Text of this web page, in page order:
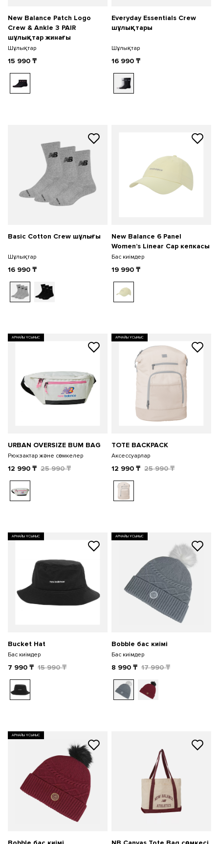
New Balance Patch Logo
Crew & Ankle 3 PAIR
шұлықтар жинағы
Шұлықтар
15 990 ₸
Everyday Essentials Crew
шұлықтары
Шұлықтар
16 990 ₸
Basic Cotton Crew шұлығы
Шұлықтар
16 990 ₸
New Balance 6 Panel
Women’s Linear Cap кепкасы
Бас киімдер
19 990 ₸
АРНАЙЫ ҰСЫНЫС
URBAN OVERSIZE BUM BAG
Рюкзактар және сөмкелер
12 990 ₸ 25 990₸
АРНАЙЫ ҰСЫНЫС
TOTE BACKPACK
Аксессуарлар
12 990 ₸ 25 990₸
АРНАЙЫ ҰСЫНЫС
Bucket Hat
Бас киімдер
7 990 ₸ 15 990₸
АРНАЙЫ ҰСЫНЫС
Bobble бас киімі
Бас киімдер
8 990 ₸ 17 990₸
АРНАЙЫ ҰСЫНЫС